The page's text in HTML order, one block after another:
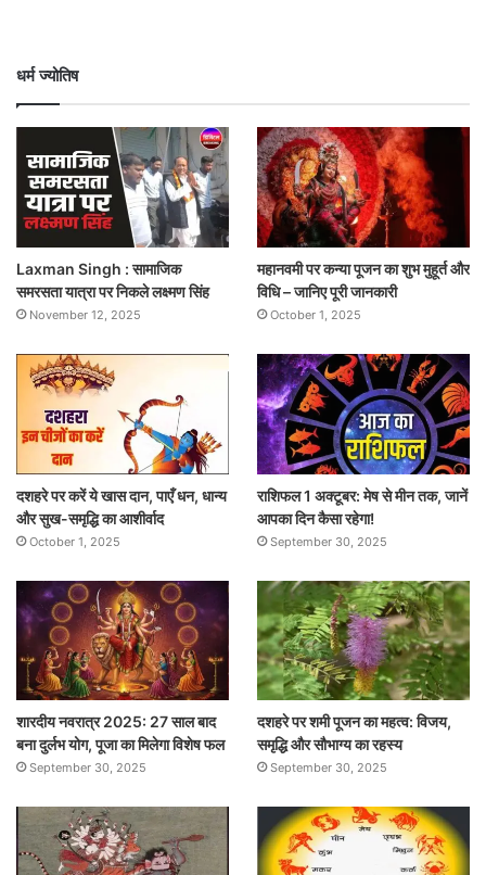
धर्म ज्योतिष
Laxman Singh : सामाजिक
समरसता यात्रा पर निकले लक्ष्मण सिंह
November 12, 2025
महानवमी पर कन्या पूजन का शुभ मुहूर्त और
विधि – जानिए पूरी जानकारी
October 1, 2025
दशहरे पर करें ये खास दान, पाएँ धन, धान्य
और सुख-समृद्धि का आशीर्वाद
October 1, 2025
राशिफल 1 अक्टूबर: मेष से मीन तक, जानें
आपका दिन कैसा रहेगा!
September 30, 2025
शारदीय नवरात्र 2025: 27 साल बाद
बना दुर्लभ योग, पूजा का मिलेगा विशेष फल
September 30, 2025
दशहरे पर शमी पूजन का महत्व: विजय,
समृद्धि और सौभाग्य का रहस्य
September 30, 2025